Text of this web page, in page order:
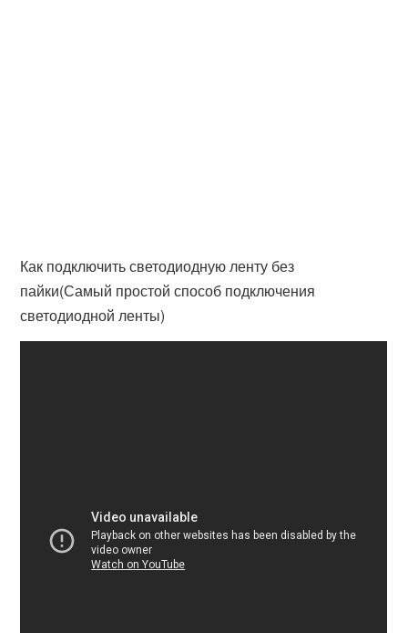
Как подключить светодиодную ленту без
пайки(Самый простой способ подключения
светодиодной ленты)